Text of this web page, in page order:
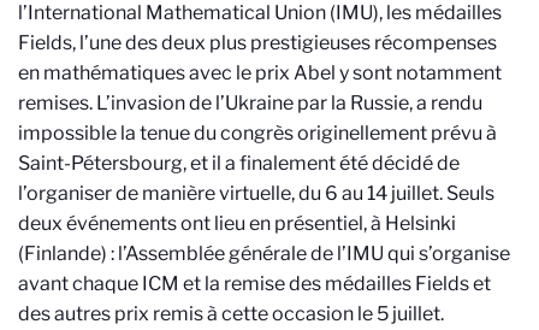
l’International Mathematical Union (IMU), les médailles
Fields, l’une des deux plus prestigieuses récompenses
en mathématiques avec le prix Abel y sont notamment
remises. L’invasion de l’Ukraine par la Russie, a rendu
impossible la tenue du congrès originellement prévu à
Saint-Pétersbourg, et il a finalement été décidé de
l’organiser de manière virtuelle, du 6 au 14 juillet. Seuls
deux événements ont lieu en présentiel, à Helsinki
(Finlande) : l’Assemblée générale de l’IMU qui s’organise
avant chaque ICM et la remise des médailles Fields et
des autres prix remis à cette occasion le 5 juillet.